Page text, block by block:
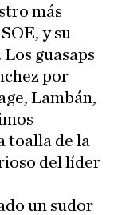
más
y su
guasaps
por
Lambán,
toalla de la
del líder
un sudor